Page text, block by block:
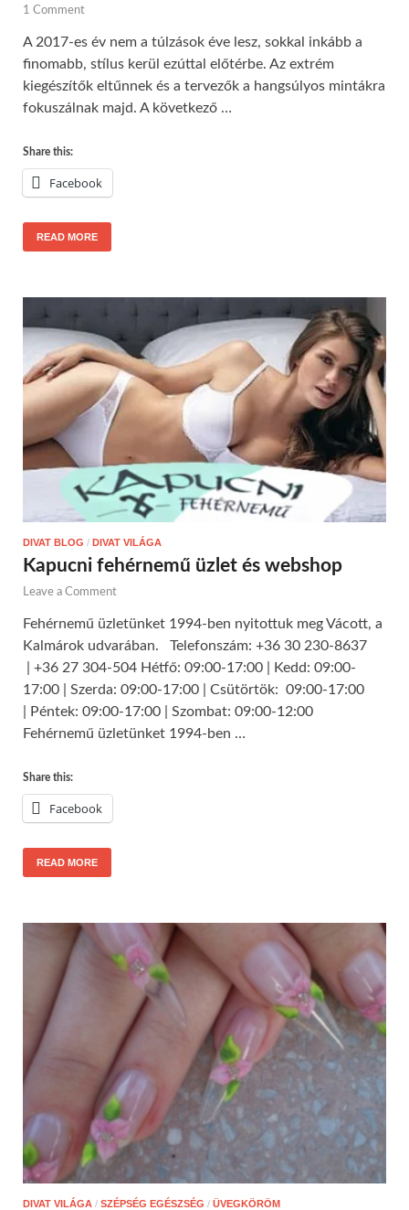
1 Comment
A 2017-es év nem a túlzások éve lesz, sokkal inkább a
finomabb, stílus kerül ezúttal előtérbe. Az extrém
kiegészítők eltűnnek és a tervezők a hangsúlyos mintákra
fokuszálnak majd. A következő …
Share this:
Facebook
READ MORE
DIVAT BLOG / DIVAT VILÁGA
Kapucni fehérnemű üzlet és webshop
Leave a Comment
Fehérnemű üzletünket 1994-ben nyitottuk meg Vácott, a
Kalmárok udvarában. Telefonszám: +36 30 230-8637
| +36 27 304-504 Hétfő: 09:00-17:00 | Kedd: 09:00-
17:00 | Szerda: 09:00-17:00 | Csütörtök: 09:00-17:00
| Péntek: 09:00-17:00 | Szombat: 09:00-12:00
Fehérnemű üzletünket 1994-ben …
Share this:
Facebook
READ MORE
DIVAT VILÁGA / SZÉPSÉG EGÉSZSÉG / ÜVEGKÖRÖM